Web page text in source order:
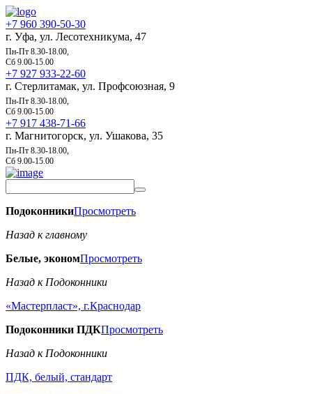
+7 960 390-50-30
г. Уфа, ул. Лесотехникума, 47
Пн-Пт 8.30-18.00,
Сб 9.00-15.00
+7 927 933-22-60
г. Стерлитамак, ул. Профсоюзная, 9
Пн-Пт 8.30-18.00,
Сб 9.00-15.00
+7 917 438-71-66
г. Магнитогорск, ул. Ушакова, 35
Пн-Пт 8.30-18.00,
Сб 9.00-15.00
ПодоконникиПросмотреть
Назад к главному
Белые, экономПросмотреть
Назад к Подоконники
«Мастерпласт», г.Краснодар
Подоконники ПДКПросмотреть
Назад к Подоконники
ПДК, белый, стандарт